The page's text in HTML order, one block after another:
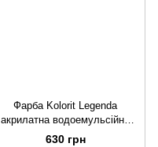
Фарба Kolorit Legenda
акрилатна водоемульсійна
База С Прозора
630 грн